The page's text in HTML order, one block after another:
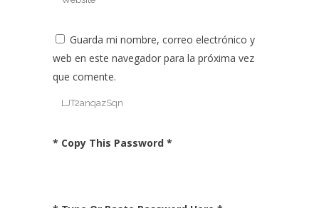
Guarda mi nombre, correo electrónico y
web en este navegador para la próxima vez
que comente.
* Copy This Password *